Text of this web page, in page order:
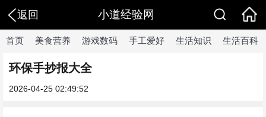
返回 小道经验网
首页 美食营养 游戏数码 手工爱好 生活知识 生活百科
环保手抄报大全
2026-04-25 02:49:52